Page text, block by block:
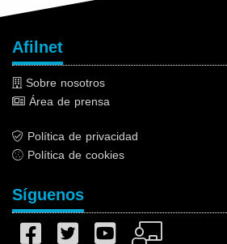
Afilnet
Sobre nosotros
Área de prensa
Política de privacidad
Política de cookies
Síguenos